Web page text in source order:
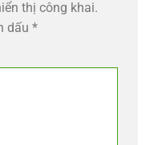
thị công khai.
dấu *